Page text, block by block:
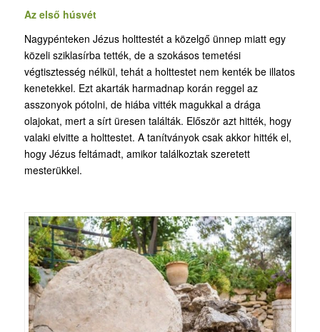
Az első húsvét
Nagypénteken Jézus holttestét a közelgő ünnep miatt egy
közeli sziklasírba tették, de a szokásos temetési
végtisztesség nélkül, tehát a holttestet nem kenték be illatos
kenetekkel. Ezt akarták harmadnap korán reggel az
asszonyok pótolni, de hiába vitték magukkal a drága
olajokat, mert a sírt üresen találták. Először azt hitték, hogy
valaki elvitte a holttestet. A tanítványok csak akkor hitték el,
hogy Jézus feltámadt, amikor találkoztak szeretett
mesterükkel.